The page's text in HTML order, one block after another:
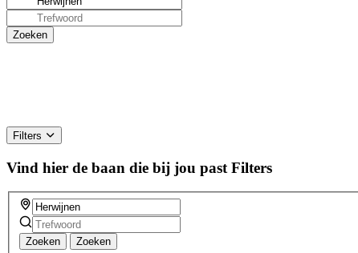
Filters
Vind hier de baan die bij jou past Filters
Zoeken Zoeken